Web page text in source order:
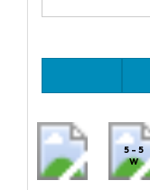
5 - 5
W